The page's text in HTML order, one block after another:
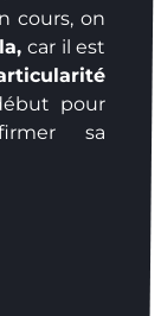
cours, on
car il est
pour
sa